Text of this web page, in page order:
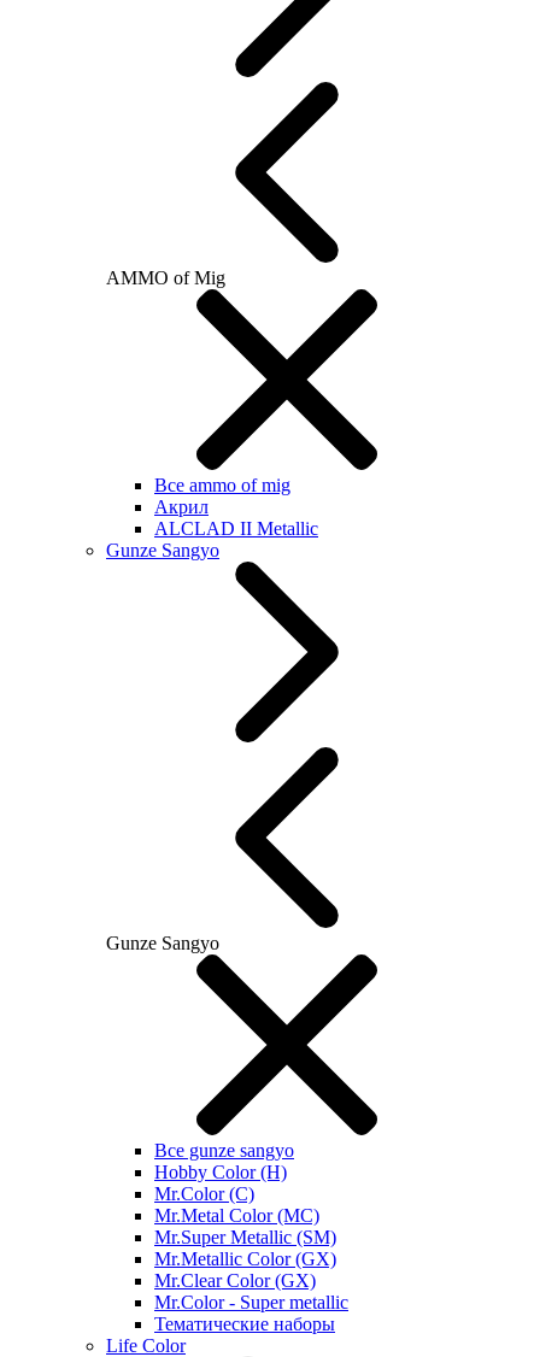
AMMO of Mig
Все ammo of mig
Акрил
ALCLAD II Metallic
Gunze Sangyo
Gunze Sangyo
Все gunze sangyo
Hobby Color (H)
Mr.Color (C)
Mr.Metal Color (MC)
Mr.Super Metallic (SM)
Mr.Metallic Color (GX)
Mr.Clear Color (GX)
Mr.Color - Super metallic
Тематические наборы
Life Color